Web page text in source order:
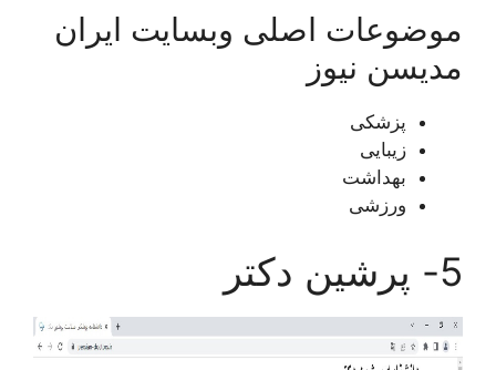
موضوعات اصلی وبسایت ایران
مدیسن نیوز
پزشکی
زیبایی
بهداشت
ورزشی
5- پرشین دکتر